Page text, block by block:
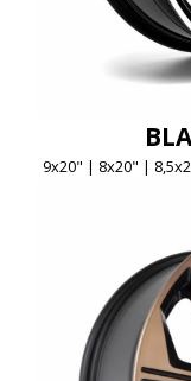
9x20" | 8x20" |